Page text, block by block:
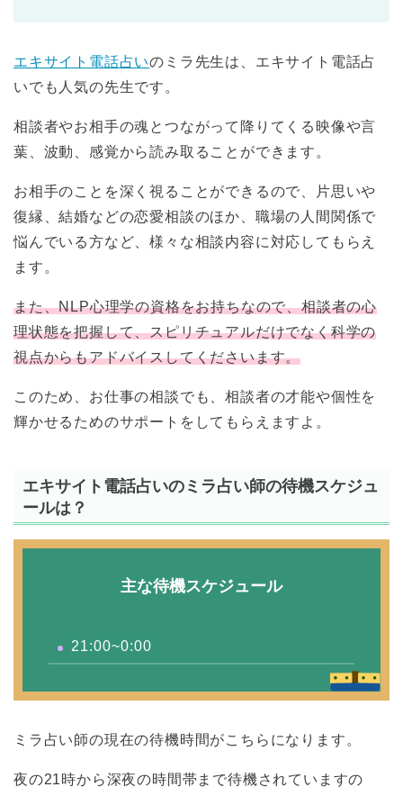
エキサイト電話占いのミラ先生は、エキサイト電話占
いでも人気の先生です。
相談者やお相手の魂とつながって降りてくる映像や言
葉、波動、感覚から読み取ることができます。
お相手のことを深く視ることができるので、片思いや
復縁、結婚などの恋愛相談のほか、職場の人間関係で
悩んでいる方など、様々な相談内容に対応してもらえ
ます。
また、NLP心理学の資格をお持ちなので、相談者の心
理状態を把握して、スピリチュアルだけでなく科学の
視点からもアドバイスしてくださいます。
このため、お仕事の相談でも、相談者の才能や個性を
輝かせるためのサポートをしてもらえますよ。
エキサイト電話占いのミラ占い師の待機スケジュ
ールは？
主な待機スケジュール
21:00~0:00
ミラ占い師の現在の待機時間がこちらになります。
夜の21時から深夜の時間帯まで待機されていますの